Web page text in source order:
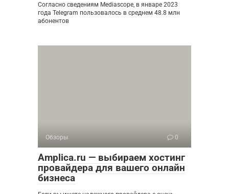
Согласно сведениям Mediascope, в январе 2023
года Telegram пользовалось в среднем 48.8 млн
абонентов
Обзоры 0
Amplica.ru — выбираем хостинг
провайдера для вашего онлайн
бизнеса